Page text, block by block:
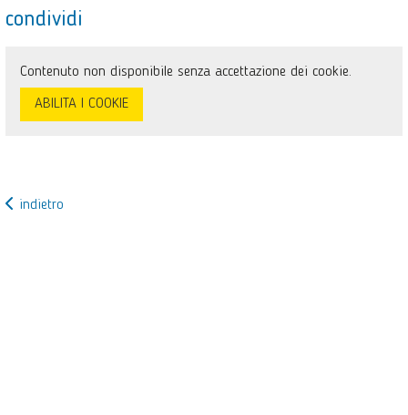
condividi
Contenuto non disponibile senza accettazione dei cookie.
ABILITA I COOKIE
indietro